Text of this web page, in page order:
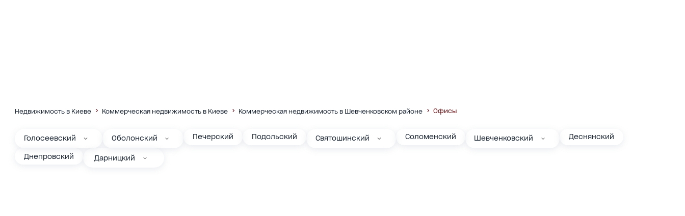
Недвижимость в Киеве Коммерческая недвижимость в Киеве Коммерческая недвижимость в Шевченковском районе Офисы
Голосеевский Оболонский Печерский Подольский Святошинский Соломенский Шевченковский Деснянский
Днепровский Дарницкий